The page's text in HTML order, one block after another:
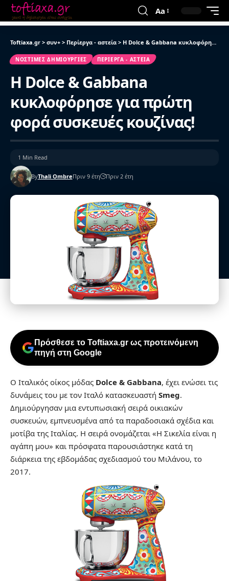
Aa
Toftiaxa.gr > συν+ > Περίεργα - αστεία > Η Dolce & Gabbana κυκλοφόρησε για πρώτη φορά συσκευές κουζίνας!
ΝΌΣΤΙΜΕΣ ΔΗΜΙΟΥΡΓΊΕΣ ΠΕΡΊΕΡΓΑ - ΑΣΤΕΊΑ
Η Dolce & Gabbana
κυκλοφόρησε για πρώτη
φορά συσκευές κουζίνας!
ByThali OmbreΠριν 9 έτη Πριν 2 έτη
1 Min Read
Πρόσθεσε το Toftiaxa.gr ως προτεινόμενη
πηγή στη Google
Ο Ιταλικός οίκος μόδας Dolce & Gabbana, έχει ενώσει τις
δυνάμεις του με τον Ιταλό κατασκευαστή Smeg.
Δημιούργησαν μια εντυπωσιακή σειρά οικιακών
συσκευών, εμπνευσμένα από τα παραδοσιακά σχέδια και
μοτίβα της Ιταλίας. Η σειρά ονομάζεται «Η Σικελία είναι η
αγάπη μου» και πρόσφατα παρουσιάστηκε κατά τη
διάρκεια της εβδομάδας σχεδιασμού του Μιλάνου, το
2017.